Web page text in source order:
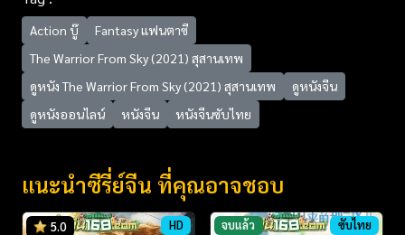
Action บู๊
Fantasy แฟนตาซี
The Warrior From Sky (2021) สุสานเทพ
ดูหนัง The Warrior From Sky (2021) สุสานเทพ
ดูหนังจีน
ดูหนังออนไลน์
หนังจีน หนังจีนซับไทย
แนะนำซีรี่ย์จีน ที่คุณอาจชอบ
5.0 HD จบแล้ว ซับไทย